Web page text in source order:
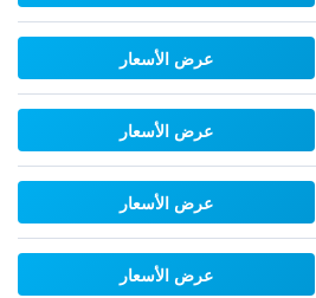
عرض الأسعار
عرض الأسعار
عرض الأسعار
عرض الأسعار